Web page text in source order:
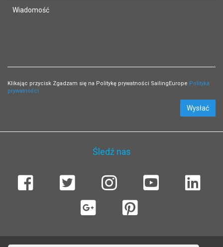
Klikając przycisk Zgadzam się na Politykę prywatności SailingEurope Polityka
prywatności
Wysłać
Śledź nas